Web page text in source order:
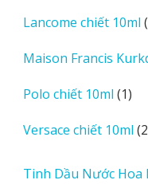
Lancome chiết 10ml
Maison Francis
Polo chiết 10ml 11
Versace chiết 10ml 2
Tinh Dầu Nước Hoa